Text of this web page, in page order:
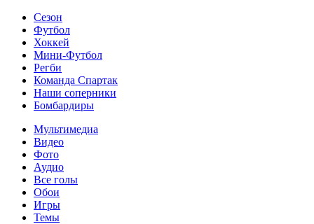
Сезон
Футбол
Хоккей
Мини-Футбол
Регби
Команда Спартак
Наши соперники
Бомбардиры
Мультимедиа
Видео
Фото
Аудио
Все голы
Обои
Игры
Темы